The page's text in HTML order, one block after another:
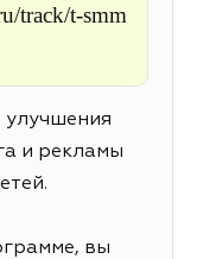
track/t-smm
и рекламы
вы